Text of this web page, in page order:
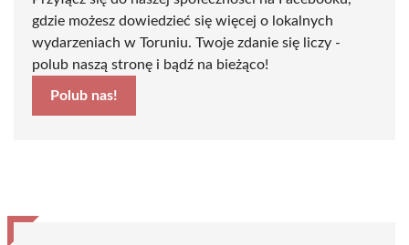
gdzie możesz dowiedzieć się więcej o lokalnych
wydarzeniach w Toruniu. Twoje zdanie się liczy -
polub naszą stronę i bądź na bieżąco!
Polub nas!